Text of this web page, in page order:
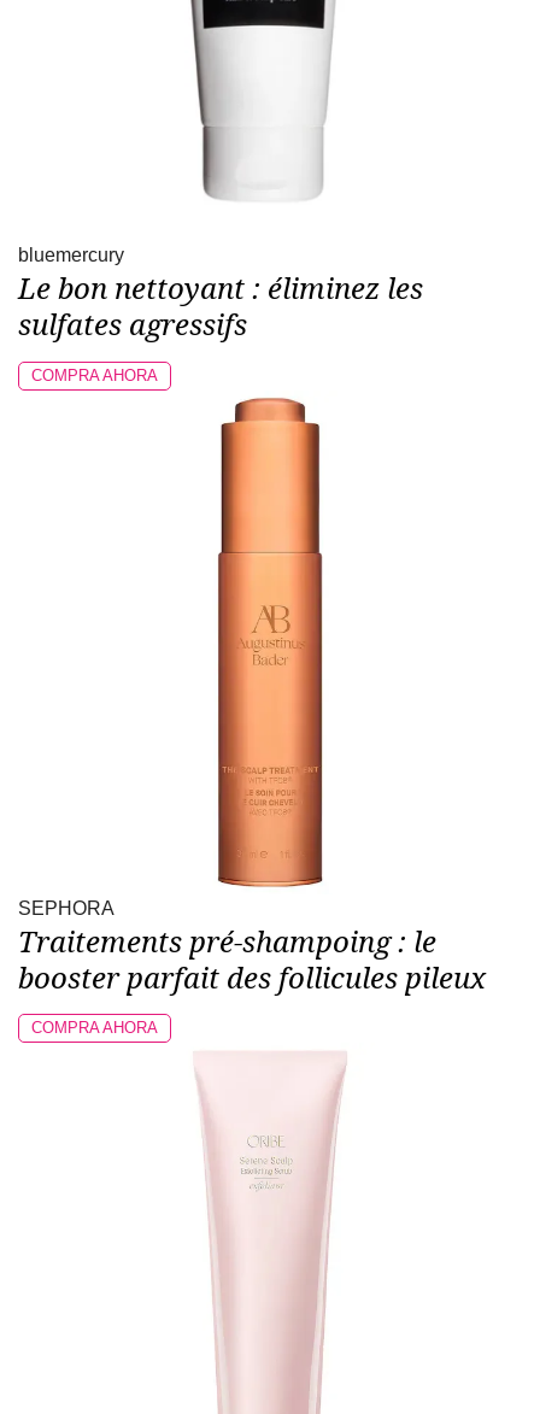
bluemercury
Le bon nettoyant : éliminez les
sulfates agressifs
COMPRA AHORA
SEPHORA
Traitements pré-shampoing : le
booster parfait des follicules pileux
COMPRA AHORA